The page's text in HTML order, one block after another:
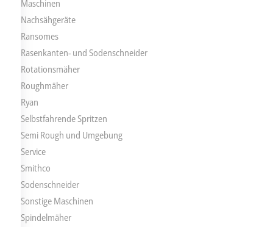
Maschinen
Nachsähgeräte
Ransomes
Rasenkanten- und Sodenschneider
Rotationsmäher
Roughmäher
Ryan
Selbstfahrende Spritzen
Semi Rough und Umgebung
Service
Smithco
Sodenschneider
Sonstige Maschinen
Spindelmäher